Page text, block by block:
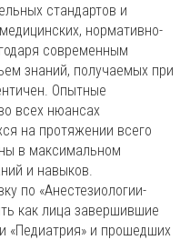
стандартов и
нормативно-
современным
знаний, получаемых при
Опытные
всех нюансах
на протяжении всего
в максимальном
и навыков.
по «Анестезиологии-
как лица завершившие
«Педиатрия» и прошедших